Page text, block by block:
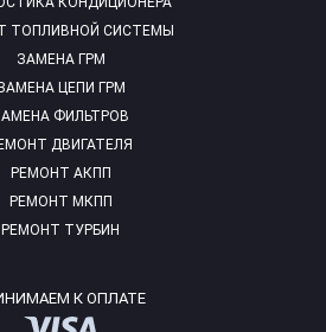
ТОПЛИВНОЙ СИСТЕМЫ
ЗАМЕНА ГРМ
ЦЕПИ ГРМ
ФИЛЬТРОВ
ДВИГАТЕЛЯ
РЕМОНТ АКПП
РЕМОНТ МКПП
РЕМОНТ ТУРБИН
К ОПЛАТЕ